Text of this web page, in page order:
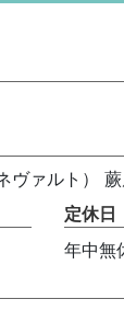
ヴァルト）
定休日
年中無